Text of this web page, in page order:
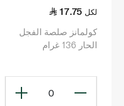
17.75 لكل
كولمانز صلصة الفجل
الحار 136 غرام
0